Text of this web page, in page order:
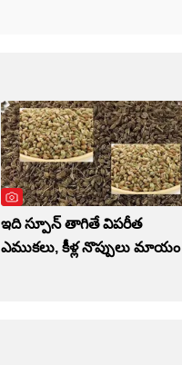
ఇది స్పూన్ తాగితే విపరీత
ఎముకలు, కీళ్ల నొప్పులు మాయం